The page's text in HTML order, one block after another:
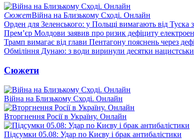
СюжетВійна на Близькому Сході. Онлайн
Орден для Зеленського: у Польщі вимагають від Туска
Прем’єр Молдови заявив про ризик дефіциту
Трамп вимагає від глави Пентагону пояснень через
Обміління Дунаю: з води виринули десятки
Сюжети
Війна на Близькому Сході. Онлайн
Вторгнення Росії в Україну. Онлайн
Підсумки 05.08: Удар по Києву і брак антибалістики